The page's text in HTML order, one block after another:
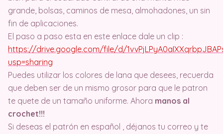
grande, bolsas, caminos de mesa, almohadones, un sin
fin de aplicaciones.
El paso a paso esta en este enlace dale un clip :
https://drive.google.com/file/d/
usp=sharing
Puedes utilizar los colores de lana que desees, recuerda
que deben ser de un mismo grosor para que le patron
te quete de un tamaño uniforme. Ahora manos al
crochet!!!
Si deseas el patrón en español , déjanos tu correo y te